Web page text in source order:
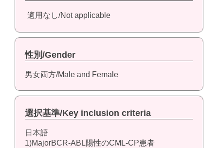
適用なし/Not applicable
性別/Gender
男女両方/Male and Female
選択基準/Key inclusion criteria
日本語
1)MajorBCR-ABL陽性のCML-CP患者